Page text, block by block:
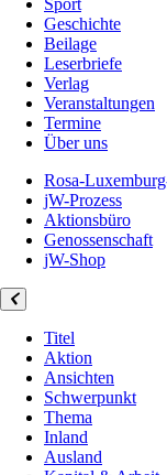
Sport
Geschichte
Beilage
Leserbriefe
Verlag
Veranstaltungen
Termine
Über uns
Rosa-
jW-Prozess
Aktionsbüro
Genossenschaft
jW-Shop
Titel
Aktion
Ansichten
Schwerpunkt
Thema
Inland
Ausland